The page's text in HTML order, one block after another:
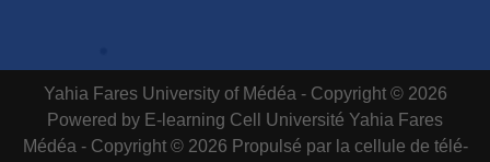
Yahia Fares University of Médéa - Copyright © 2026
Powered by E-learning Cell
Université Yahia Fares
Médéa - Copyright © 2026 Propulsé par la cellule de télé-